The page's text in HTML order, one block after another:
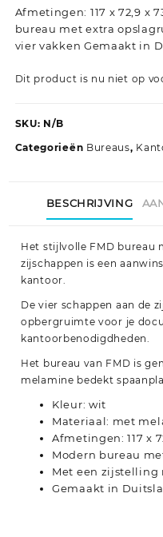
Afmetingen: 117 x 72,9 x
bureau met extra
vier vakken Gemaakt in
Dit product is nu niet op
SKU: N/B
Categorieën Bureaus,
BESCHRIJVING
Het stijlvolle FMD bureau
zijschappen is een
kantoor.
De vier schappen aan de
opbergruimte voor je
kantoorbenodigdheden.
Het bureau van FMD is
melamine bedekt
Kleur: wit
Materiaal: met
Afmetingen: 117 x
Modern bureau
Met een zijstelling
Gemaakt in